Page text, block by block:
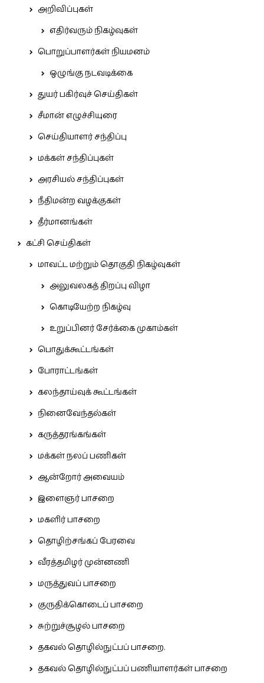
அறிவிப்புகள்
எதிர்வரும் நிகழ்வுகள்
பொறுப்பாளர்கள் நியமனம்
ஒழுங்கு நடவடிக்கை
துயர் பகிர்வுச் செய்திகள்
சீமான் எழுச்சியுரை
செய்தியாளர் சந்திப்பு
மக்கள் சந்திப்புகள்
அரசியல் சந்திப்புகள்
நீதிமன்ற வழக்குகள்
தீர்மானங்கள்
கட்சி செய்திகள்
மாவட்ட மற்றும் தொகுதி நிகழ்வுகள்
அலுவலகத் திறப்பு விழா
கொடியேற்ற நிகழ்வு
உறுப்பினர் சேர்க்கை முகாம்கள்
பொதுக்கூட்டங்கள்
போராட்டங்கள்
கலந்தாய்வுக் கூட்டங்கள்
நினைவேந்தல்கள்
கருத்தரங்கங்கள்
மக்கள் நலப் பணிகள்
ஆன்றோர் அவையம்
இளைஞர் பாசறை
மகளிர் பாசறை
தொழிற்சங்கப் பேரவை
வீரத்தமிழர் முன்னணி
மருத்துவப் பாசறை
குருதிக்கொடைப் பாசறை
சுற்றுச்சூழல் பாசறை
தகவல் தொழில்நுட்பப் பாசறை.
தகவல் தொழில்நுட்பப் பணியாளர்கள் பாசறை